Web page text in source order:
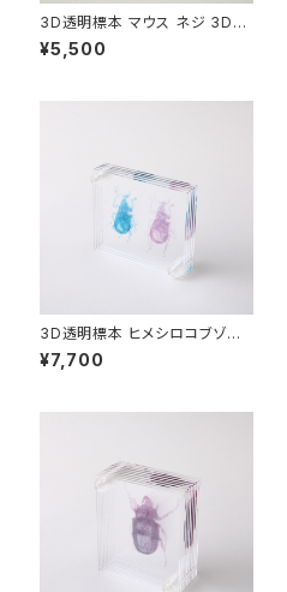
3D透明標本 マウス ネジ 3Dデ
ータ収録USBメモリ付
¥5,500
3D透明標本 ヒメシロコブゾウ
ムシ ネジ 3Dデータ収録USBメ
モリ付
¥7,700